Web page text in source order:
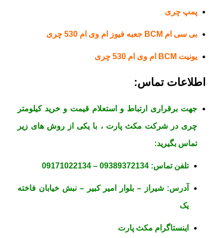
پمپ چری
بی سی ام BCM جعبه فیوز ام وی ام 530 چری
یونیت BCM ام وی ام 530 چری
اطلاعات تماس:
جهت برقراری ارتباط و استعلام قیمت و خرید کیلومتر
چری درشرکت مکث پارت ، با یکی از روش های زیر
تماس بگیرید:
تلفن تماس: 09389372134
–
09171022134
آدرس: شیراز – بلوار امیر کبیر – نبش خیابان فاخته
یک
اینستاگرام مکث پارت